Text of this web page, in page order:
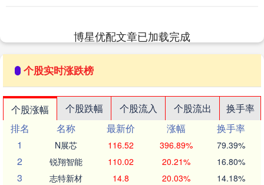
博星优配文章已加载完成
个股实时涨跌榜
个股涨幅 个股跌幅 个股流入 个股流出
换手率
排名
名称 最新价 涨幅
换手率
1
N展芯 116.52 396.89% 79.39%
2 锐翔智能 110.02 20.21% 16.80%
3 志特新材 14.8 20.03% 14.18%